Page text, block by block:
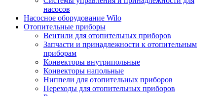
насосов
Насосное оборудование Wilo
Отопительные приборы
Вентили для отопительных приборов
Запчасти и принадлежности к отопительным
приборам
Конвекторы внутрипольные
Конвекторы напольные
Ниппели для отопительных приборов
Переходы для отопительных приборов